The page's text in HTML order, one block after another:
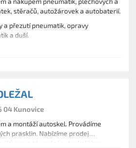
stěračů, autožárovek a autobaterií.
a přezutí pneumatik, opravy
a duší.
04 Kunovice
a montáží autoskel. Provádíme
prasklin. Nabízíme prodej
tónování autoskel i bez